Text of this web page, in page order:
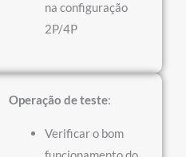
na configuração
2P/4P
Operação de teste:
Verificar o bom